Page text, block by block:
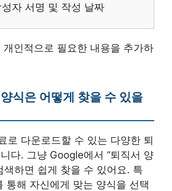
성자 서명 및 작성 날짜
개인적으로 필요한 내용을 추가하
식은 어떻게 찾을 수 있을
로 다운로드할 수 있는 다양한 퇴
다. 그냥 Google에서 “퇴직서 양
색하면 쉽게 찾을 수 있어요. 특
통해 자신에게 맞는 양식을 선택